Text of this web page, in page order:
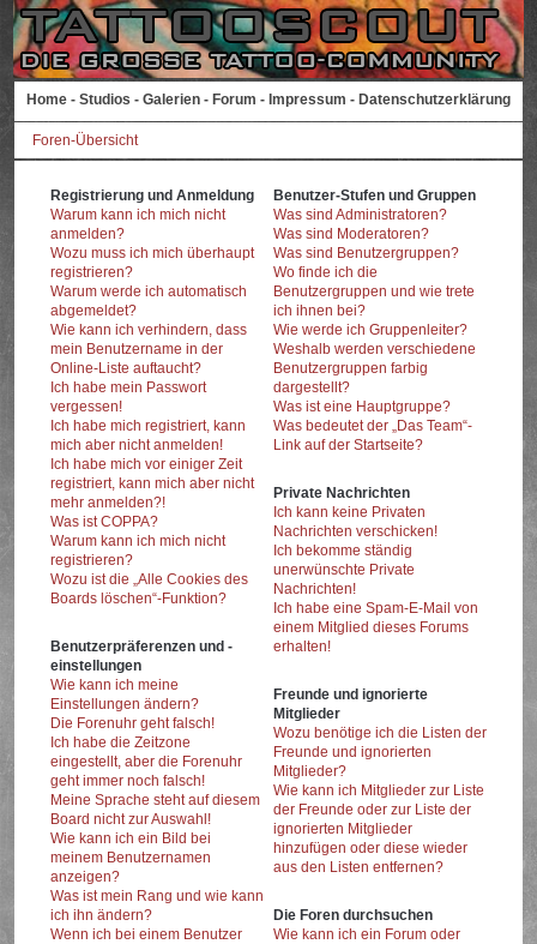
Home - Studios - Galerien - Forum - Impressum - Datenschutzerklärung
Foren-Übersicht
Registrierung und Anmeldung
Warum kann ich mich nicht
anmelden?
Wozu muss ich mich überhaupt
registrieren?
Warum werde ich automatisch
abgemeldet?
Wie kann ich verhindern, dass
mein Benutzername in der
Online-Liste auftaucht?
Ich habe mein Passwort
vergessen!
Ich habe mich registriert, kann
mich aber nicht anmelden!
Ich habe mich vor einiger Zeit
registriert, kann mich aber nicht
mehr anmelden?!
Was ist COPPA?
Warum kann ich mich nicht
registrieren?
Wozu ist die „Alle Cookies des
Boards löschen“-Funktion?
Benutzerpräferenzen und -
einstellungen
Wie kann ich meine
Einstellungen ändern?
Die Forenuhr geht falsch!
Ich habe die Zeitzone
eingestellt, aber die Forenuhr
geht immer noch falsch!
Meine Sprache steht auf diesem
Board nicht zur Auswahl!
Wie kann ich ein Bild bei
meinem Benutzernamen
anzeigen?
Was ist mein Rang und wie kann
ich ihn ändern?
Wenn ich bei einem Benutzer
Benutzer-Stufen und Gruppen
Was sind Administratoren?
Was sind Moderatoren?
Was sind Benutzergruppen?
Wo finde ich die
Benutzergruppen und wie trete
ich ihnen bei?
Wie werde ich Gruppenleiter?
Weshalb werden verschiedene
Benutzergruppen farbig
dargestellt?
Was ist eine Hauptgruppe?
Was bedeutet der „Das Team“-
Link auf der Startseite?
Private Nachrichten
Ich kann keine Privaten
Nachrichten verschicken!
Ich bekomme ständig
unerwünschte Private
Nachrichten!
Ich habe eine Spam-E-Mail von
einem Mitglied dieses Forums
erhalten!
Freunde und ignorierte
Mitglieder
Wozu benötige ich die Listen der
Freunde und ignorierten
Mitglieder?
Wie kann ich Mitglieder zur Liste
der Freunde oder zur Liste der
ignorierten Mitglieder
hinzufügen oder diese wieder
aus den Listen entfernen?
Die Foren durchsuchen
Wie kann ich ein Forum oder